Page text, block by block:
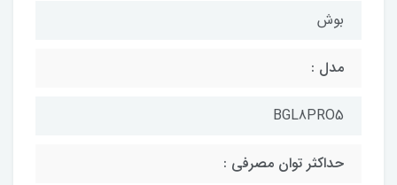
بوش
مدل :
BGL8PRO5
حداکثر توان مصرفی :